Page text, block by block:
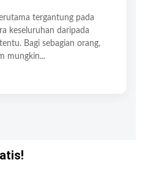
tergantung pada
keseluruhan daripada
Bagi sebagian orang,
mungkin...